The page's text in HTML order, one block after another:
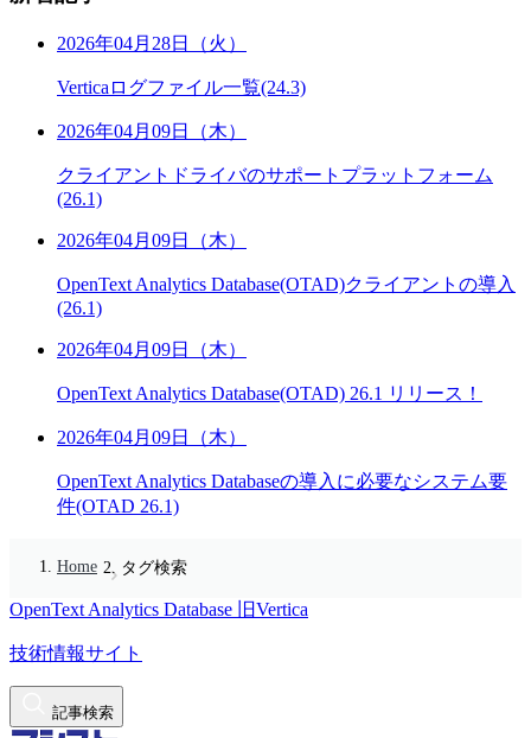
2026年04月28日（火）
Verticaログファイル一覧(24.3)
2026年04月09日（木）
クライアントドライバのサポートプラットフォーム
(26.1)
2026年04月09日（木）
OpenText Analytics Database(OTAD)クライアントの導入
(26.1)
2026年04月09日（木）
OpenText Analytics Database(OTAD) 26.1 リリース！
2026年04月09日（木）
OpenText Analytics Databaseの導入に必要なシステム要
件(OTAD 26.1)
Home タグ検索
OpenText Analytics Database 旧Vertica
技術情報サイト
記事検索